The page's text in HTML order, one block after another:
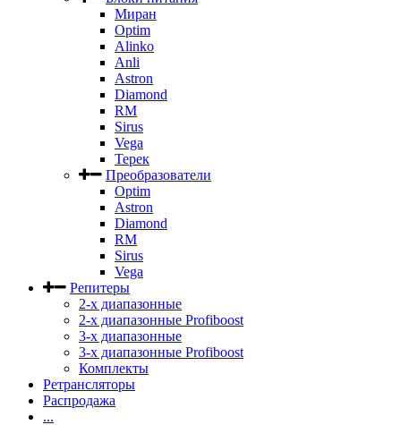
Миран
Optim
Alinko
Anli
Astron
Diamond
RM
Sirus
Vega
Терек
Преобразователи
Optim
Astron
Diamond
RM
Sirus
Vega
Репитеры
2-х диапазонные
2-х диапазонные Profiboost
3-х диапазонные
3-х диапазонные Profiboost
Комплекты
Ретрансляторы
Распродажа
...